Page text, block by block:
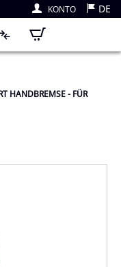
KONTO DE
Mein Warenkorb
HANDBREMSE - FÜR